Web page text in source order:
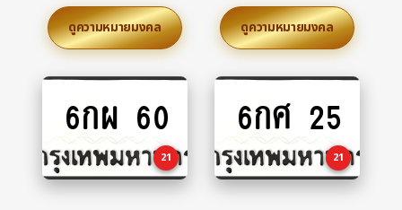
ดูความหมายมงคล ดูความหมายมงคล
to
6กผ 60
21
to
6กศ 25
21